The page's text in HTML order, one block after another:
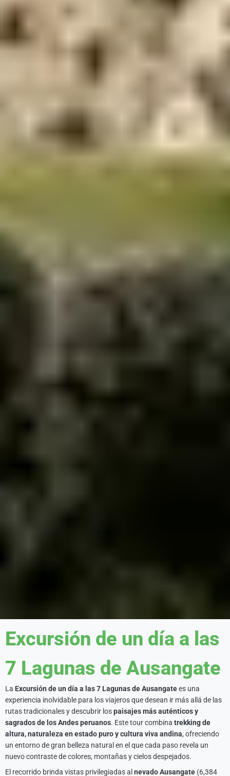
Excursión de un día a las
7 Lagunas de Ausangate
La Excursión de un día a las 7 Lagunas de Ausangatees una
experiencia inolvidable para los viajeros que desean ir más allá de las
rutas tradicionales y descubrir lospaisajes más auténticos y
sagrados de los Andes peruanos. Este tour combina trekking de
altura, naturaleza en estado puro y cultura viva andina, ofreciendo
un entorno de gran belleza natural en el que cada paso revela un
nuevo contraste de colores, montañas y cielos despejados.
El recorrido brinda vistas privilegiadas al nevado Ausangate (6,384